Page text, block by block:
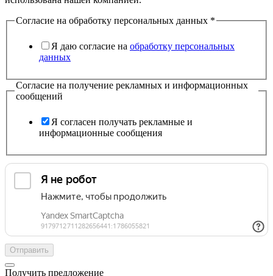
Согласие на обработку персональных данных *
Я даю согласие на обработку персональных
данных
Согласие на получение рекламных и информационных
сообщений
Я согласен получать рекламные и
информационные сообщения
Отправить
Получить предложение